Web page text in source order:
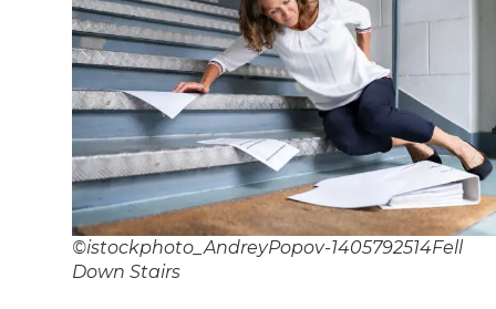
©istockphoto_AndreyPopov-1405792514Fell
Down Stairs